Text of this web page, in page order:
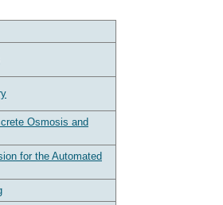
Osmosis and
for the Automated